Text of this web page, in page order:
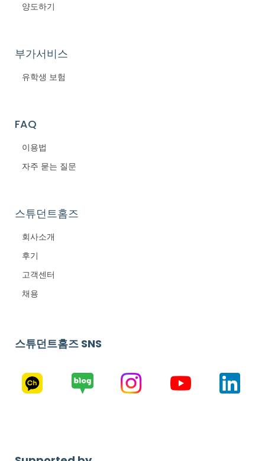
양도하기
부가서비스
유학생 보험
FAQ
이용법
자주 묻는 질문
스튜던트홈즈
회사소개
후기
고객센터
채용
스튜던트홈즈 SNS